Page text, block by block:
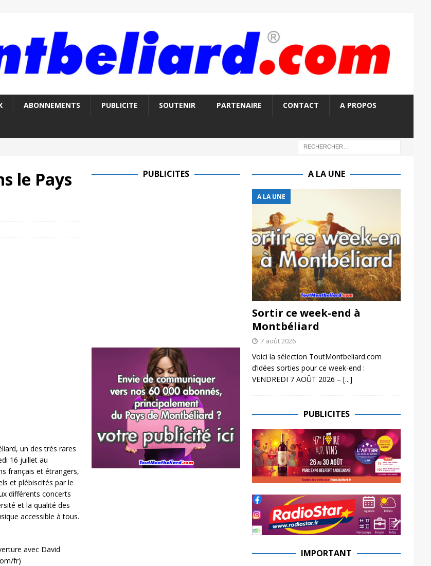
ABONNEMENTS PUBLICITE SOUTENIR PARTENAIRE CONTACT A PROPOS
le Pays
un des très rares
16 juillet au
français et étrangers,
et plébiscités par le
différents concerts
et la qualité des
accessible à tous.
avec David
fr)
PUBLICITES A LA UNE
A LA UNE
Sortir ce week-end à
Montbéliard
7 août 2026
Voici la sélection ToutMontbeliard.com
d’idées sorties pour ce week-end :
VENDREDI 7 AOÛT 2026 – [...]
PUBLICITES
IMPORTANT